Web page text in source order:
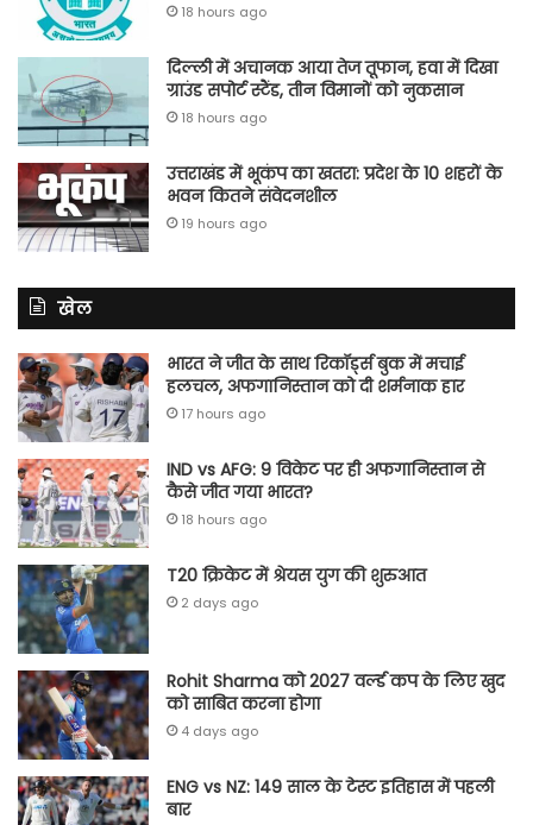
18 hours ago
दिल्ली में अचानक आया तेज तूफान, हवा में दिखा
ग्राउंड सपोर्ट स्टैंड, तीन विमानों को नुकसान
18 hours ago
उत्तराखंड में भूकंप का खतरा: प्रदेश के 10 शहरों के
भवन कितने संवेदनशील
19 hours ago
खेल
भारत ने जीत के साथ रिकॉर्ड्स बुक में मचाई
हलचल, अफगानिस्तान को दी शर्मनाक हार
17 hours ago
IND vs AFG: 9 विकेट पर ही अफगानिस्तान से
कैसे जीत गया भारत?
18 hours ago
T20 क्रिकेट में श्रेयस युग की शुरुआत
2 days ago
Rohit Sharma को 2027 वर्ल्‍ड कप के लिए खुद
को साबित करना होगा
4 days ago
ENG vs NZ: 149 साल के टेस्‍ट इतिहास में पहली
बार